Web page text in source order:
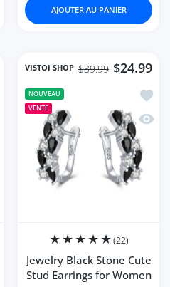
AJOUTER AU PANIER
à la liste de souhaits Black
rapide Black Earrings for
VISTOI SHOP $24.99
$39.99
NOUVEAU
VENTE
(22)
Jewelry Black Stone Cute
Stud Earrings for Women